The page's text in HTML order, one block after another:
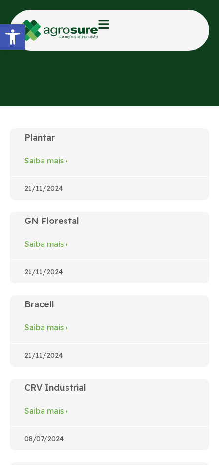
Plantar
Saiba mais ›
21/11/2024
GN Florestal
Saiba mais ›
21/11/2024
Bracell
Saiba mais ›
21/11/2024
CRV Industrial
Saiba mais ›
08/07/2024
Abrir a barra de ferramentas